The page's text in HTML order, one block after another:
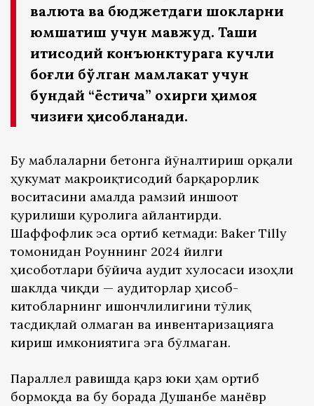
валюта ва бюджетдаги шокларни
юмшатиш учун мавжуд. Ташқи
иқтисодий конъюнктурага кучли
боғлиқ бўлган мамлакат учун
бундай “ёстиқча” охирги ҳимоя
чизиғи ҳисобланади.
Бу маблағларни бетонга йўналтириш орқали
ҳукумат макроиқтисодий барқарорлик
воситасини амалда рамзий иншоот
қурилиши қуролига айлантирди.
Шаффофлик эса ортиб кетмади: Baker Tilly
томонидан Роғуннинг 2024 йилги
ҳисоботлари бўйича аудит хулосаси изоҳли
шаклда чиқди — аудиторлар ҳисоб-
китобларнинг ишончлилигини тўлиқ
тасдиқлай олмаган ва инвентаризацияга
кириш имкониятига эга бўлмаган.
Параллел равишда қарз юки ҳам ортиб
бормоқда ва бу борада Душанбе манёвр